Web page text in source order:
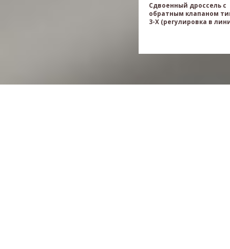
Сдвоенный дроссель с
обратным клапаном
3-X (регулировка в